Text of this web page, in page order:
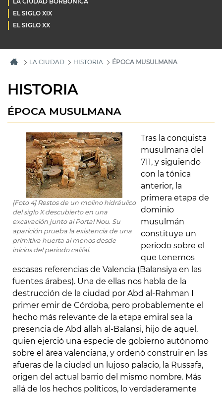
EL SIGLO XIX
EL SIGLO XX
LA CIUDAD HISTORIA ÉPOCA MUSULMANA
HISTORIA
ÉPOCA MUSULMANA
[Foto 4] Restos de un molino hidráulico
del siglo X descubierto en una
excavación junto al Portal Nou. Su
aparición prueba la existencia de una
primitiva huerta al menos desde
inicios del periodo califal.
Tras la conquista
musulmana del
711, y siguiendo
con la tónica
anterior, la
primera etapa de
dominio
musulmán
constituye un
periodo sobre el
que tenemos
escasas referencias de Valencia (Balansiya en las
fuentes árabes). Una de ellas nos habla de la
destrucción de la ciudad por Abd al-Rahman I
primer emir de Córdoba, pero probablemente el
hecho más relevante de la etapa emiral sea la
presencia de Abd allah al-Balansi, hijo de aquel,
quien ejerció una especie de gobierno autónomo
sobre el área valenciana, y ordenó construir en las
afueras de la ciudad un lujoso palacio, la Russafa,
origen del actual barrio del mismo nombre. Más
allá de los hechos políticos, lo verdaderamente